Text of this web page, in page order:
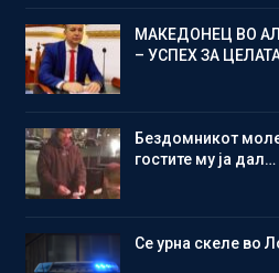
МАКЕДОНЕЦ ВО
– УСПЕХ ЗА
Бездомникот
гостите му ја дал…
Се урна скеле во